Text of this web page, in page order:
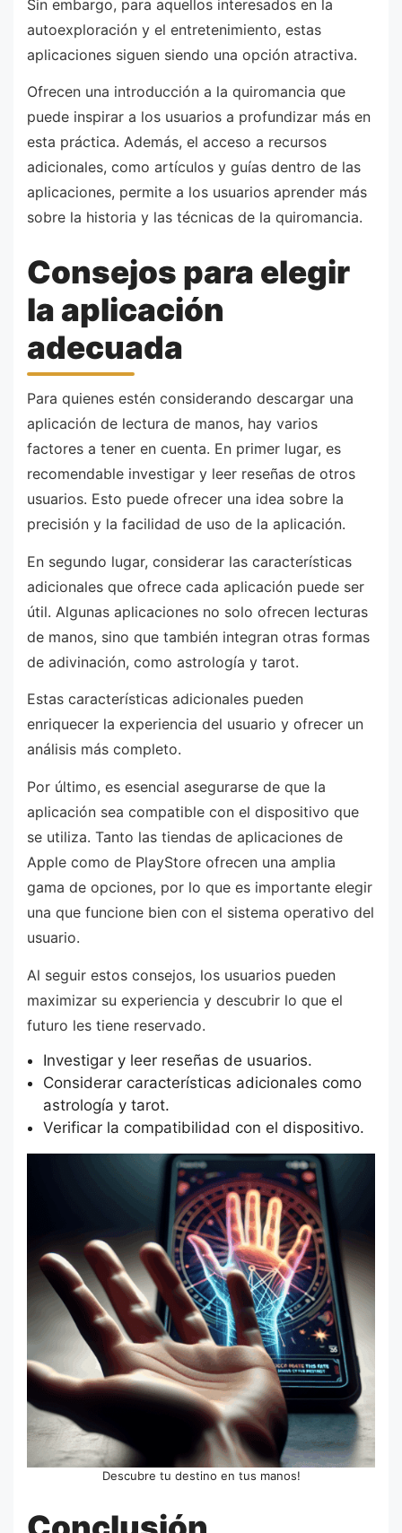
Sin embargo, para aquellos interesados en la
autoexploración y el entretenimiento, estas
aplicaciones siguen siendo una opción atractiva.
Ofrecen una introducción a la quiromancia que
puede inspirar a los usuarios a profundizar más en
esta práctica. Además, el acceso a recursos
adicionales, como artículos y guías dentro de las
aplicaciones, permite a los usuarios aprender más
sobre la historia y las técnicas de la quiromancia.
Consejos para elegir
la aplicación
adecuada
Para quienes estén considerando descargar una
aplicación de lectura de manos, hay varios
factores a tener en cuenta. En primer lugar, es
recomendable investigar y leer reseñas de otros
usuarios. Esto puede ofrecer una idea sobre la
precisión y la facilidad de uso de la aplicación.
En segundo lugar, considerar las características
adicionales que ofrece cada aplicación puede ser
útil. Algunas aplicaciones no solo ofrecen lecturas
de manos, sino que también integran otras formas
de adivinación, como astrología y tarot.
Estas características adicionales pueden
enriquecer la experiencia del usuario y ofrecer un
análisis más completo.
Por último, es esencial asegurarse de que la
aplicación sea compatible con el dispositivo que
se utiliza. Tanto las tiendas de aplicaciones de
Apple como de PlayStore ofrecen una amplia
gama de opciones, por lo que es importante elegir
una que funcione bien con el sistema operativo del
usuario.
Al seguir estos consejos, los usuarios pueden
maximizar su experiencia y descubrir lo que el
futuro les tiene reservado.
Investigar y leer reseñas de usuarios.
Considerar características adicionales como
astrología y tarot.
Verificar la compatibilidad con el dispositivo.
Descubre tu destino en tus manos!